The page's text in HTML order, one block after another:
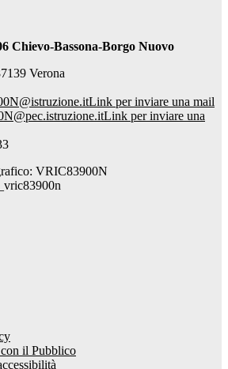
Chievo-Bassona-Borgo Nuovo
Verona
Link per inviare una mail
Link per inviare una
VRIC83900N
il Pubblico